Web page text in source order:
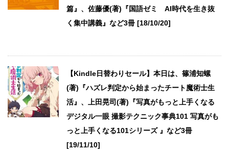
篇』、佐藤優(著)『国語ゼミ AI時代を生き抜
く集中講義』など3冊 [18/10/20]
【Kindle日替わりセール】本日は、篠浦知螺
(著)『ハズレ判定から始まったチート魔術士生
活』、上田晃司(著)『写真がもっと上手くなる
デジタル一眼 撮影テクニック事典101 写真がも
っと上手くなる101シリーズ 』など3冊
[19/11/10]